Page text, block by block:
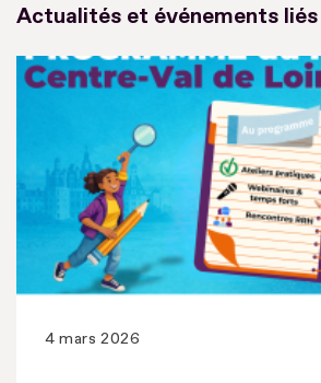
Actualités et événements liés
4 mars 2026